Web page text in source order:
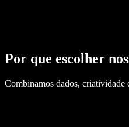
Por que escolher
Combinamos dados, criatividade